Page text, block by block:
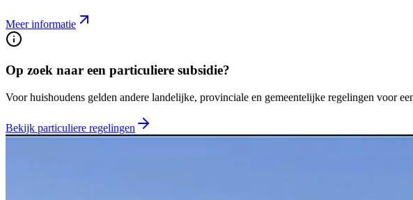
Meer informatie
Op zoek naar een particuliere subsidie?
Voor huishoudens gelden andere landelijke, provinciale en gemeentelijke regelingen voor
Bekijk particuliere regelingen